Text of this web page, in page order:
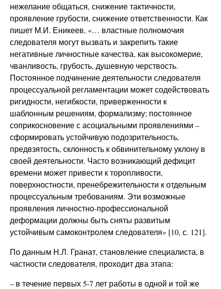
нежелание общаться, снижение тактичности,
проявление грубости, снижение ответственности. Как
пишет М.И. Еникеев, «… властные полномочия
следователя могут вызвать и закрепить такие
негативные личностные качества, как высокомерие,
чванливость, грубость, душевную черствость.
Постоянное подчинение деятельности следователя
процессуальной регламентации может содействовать
ригидности, негибкости, приверженности к
шаблонным решениям, формализму; постоянное
соприкосновение с асоциальными проявлениями –
сформировать устойчивую подозрительность,
предвзятость, склонность к обвинительному уклону в
своей деятельности. Часто возникающий дефицит
времени может привести к торопливости,
поверхностности, пренебрежительности к отдельным
процессуальным требованиям. Эти возможные
проявления личностно-профессиональной
деформации должны быть сняты развитым
устойчивым самоконтролем следователя» [10, с. 121].
По данным Н.Л. Гранат, становление специалиста, в
частности следователя, проходит два этапа:
– в течение первых 5-7 лет работы в одной и той же